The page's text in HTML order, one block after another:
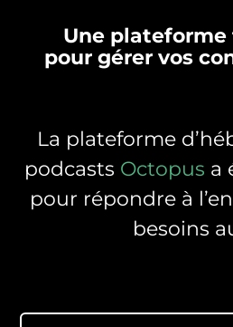
Une
pour gérer vos
La plateforme
podcasts Octopus a
pour répondre à
besoins